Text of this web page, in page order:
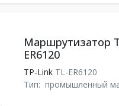
Маршрутизатор
ER6120
TP-LinkTL-ER6120
Тип: промышленный